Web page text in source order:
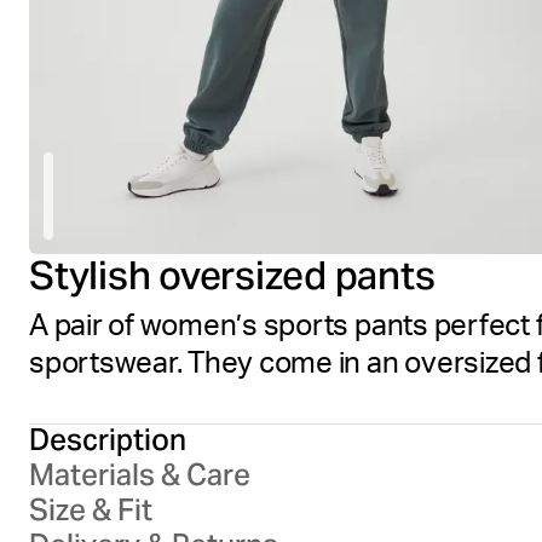
Stylish oversized pants
A pair of women’s sports pants
sportswear. They come in an
Description
Materials & Care
Size & Fit